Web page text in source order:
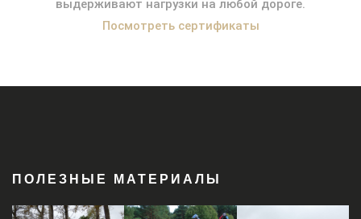
выдерживают нагрузки на любой дороге.
Посмотреть сертификаты
ПОЛЕЗНЫЕ МАТЕРИАЛЫ